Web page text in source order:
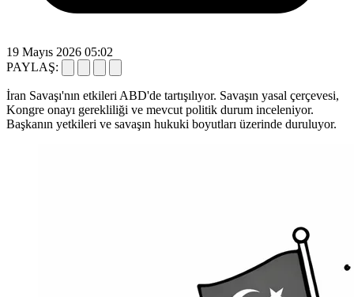
19 Mayıs 2026 05:02
PAYLAŞ:
İran Savaşı'nın etkileri ABD'de tartışılıyor. Savaşın yasal çerçevesi,
Kongre onayı gerekliliği ve mevcut politik durum inceleniyor.
Başkanın yetkileri ve savaşın hukuki boyutları üzerinde duruluyor.